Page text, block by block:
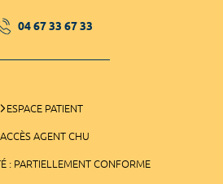
04 67 33 67 33
ESPACE PATIENT
ACCÈS AGENT CHU
: PARTIELLEMENT CONFORME